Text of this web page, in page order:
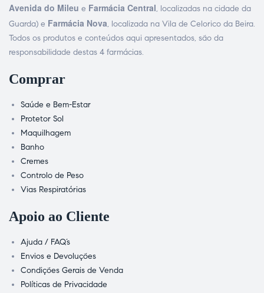
Avenida do Mileu e Farmácia Central, localizadas na cidade da
Guarda) e Farmácia Nova, localizada na Vila de Celorico da Beira.
Todos os produtos e conteúdos aqui apresentados, são da
responsabilidade destas 4 farmácias.
Comprar
Saúde e Bem-Estar
Protetor Sol
Maquilhagem
Banho
Cremes
Controlo de Peso
Vias Respiratórias
Apoio ao Cliente
Ajuda / FAQ’s
Envios e Devoluções
Condições Gerais de Venda
Políticas de Privacidade